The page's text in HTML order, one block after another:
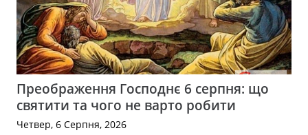
Преображення Господнє 6 серпня: що
святити та чого не варто робити
Четвер, 6 Серпня, 2026